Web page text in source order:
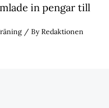
in pengar till
/ ByRedaktionen